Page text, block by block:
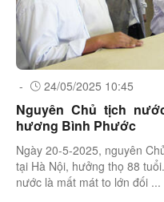
- 24/05/2025 10:45
Nguyên Chủ tịch
hương Bình Phước
Ngày 20-5-2025, nguyên
tại Hà Nội, hưởng thọ 88
nước là mất mát to lớn đối ...